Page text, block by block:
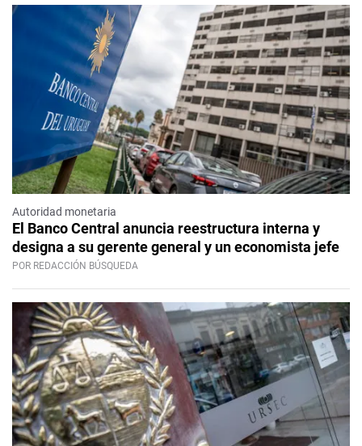
Autoridad monetaria
El Banco Central anuncia reestructura interna y
designa a su gerente general y un economista jefe
POR REDACCIÓN BÚSQUEDA